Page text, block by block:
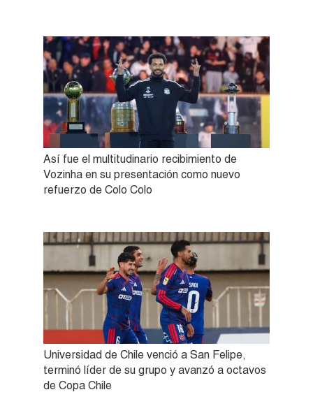
Así fue el multitudinario recibimiento de
Vozinha en su presentación como nuevo
refuerzo de Colo Colo
Universidad de Chile venció a San Felipe,
terminó líder de su grupo y avanzó a octavos
de Copa Chile